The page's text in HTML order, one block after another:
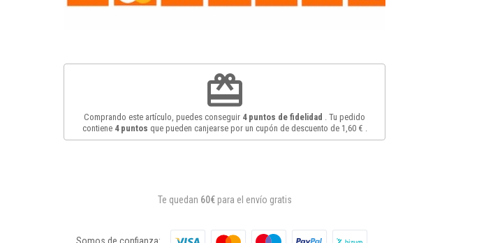
redeem
Comprando este artículo, puedes conseguir 4puntos de fidelidad . Tu pedido
contiene 4puntos que pueden canjearse por un cupón de descuento de 1,60 €
Te quedan 60€para el envío gratis